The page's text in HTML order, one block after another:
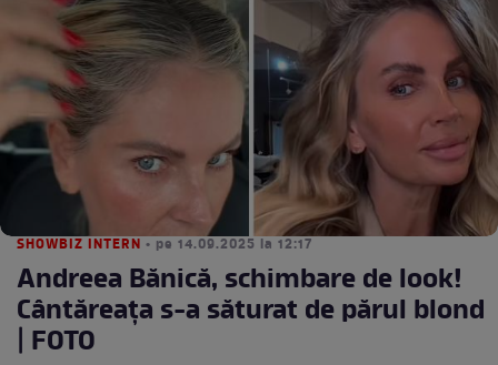
SHOWBIZ INTERN • pe 14.09.2025 la 12:17
Andreea Bănică, schimbare de look!
Cântăreața s-a săturat de părul blond
| FOTO